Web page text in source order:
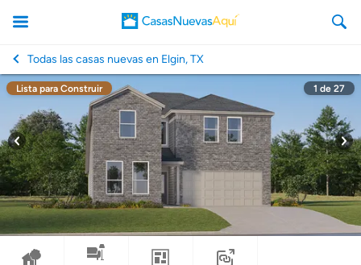
CasasNuevasAqui
Todas las casas nuevas en Elgin, TX
Lista para Construir 1 de 27